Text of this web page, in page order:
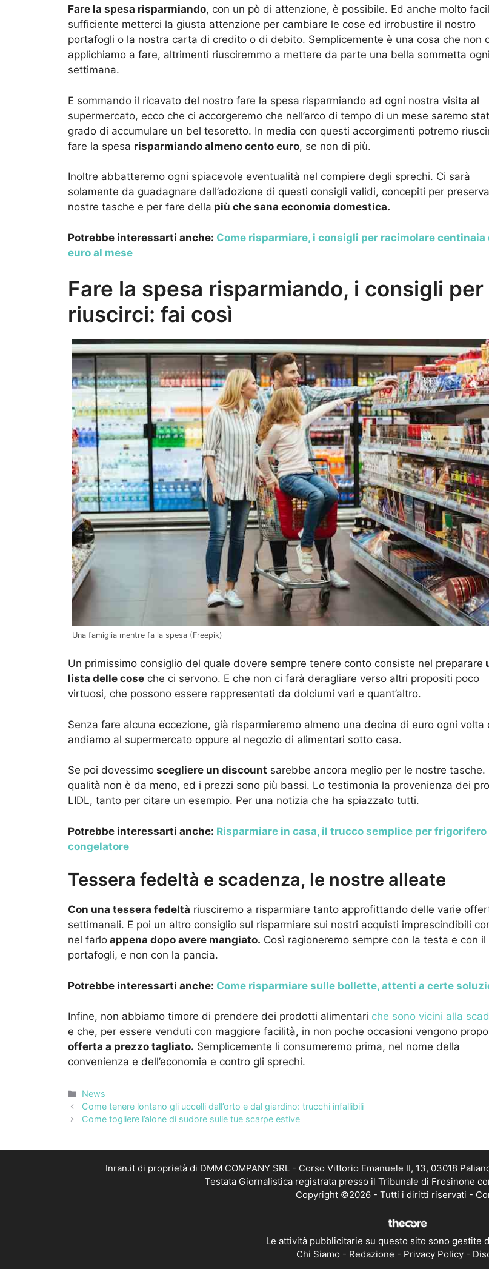
Fare la spesa risparmiando, con un pò di attenzione, è possibile. Ed anche molto
sufficiente metterci la giusta attenzione per cambiare le cose ed irrobustire il nostro
portafogli o la nostra carta di credito o di debito. Semplicemente è una cosa che non
applichiamo a fare, altrimenti riusciremmo a mettere da parte una bella sommetta ogni
settimana.
E sommando il ricavato del nostro fare la spesa risparmiando ad ogni nostra visita al
supermercato, ecco che ci accorgeremo che nell’arco di tempo di un mese saremo
grado di accumulare un bel tesoretto. In media con questi accorgimenti potremo
fare la spesa risparmiando almeno cento euro, se non di più.
Inoltre abbatteremo ogni spiacevole eventualità nel compiere degli sprechi. Ci sarà
solamente da guadagnare dall’adozione di questi consigli validi, concepiti per
nostre tasche e per fare della più che sana economia domestica.
Potrebbe interessarti anche: Come risparmiare, i consigli per racimolare centinaia
euro al mese
Fare la spesa risparmiando, i consigli per
riuscirci: fai così
Una famiglia mentre fa la spesa (Freepik)
Un primissimo consiglio del quale dovere sempre tenere conto consiste nel preparare
lista delle cose che ci servono. E che non ci farà deragliare verso altri propositi poco
virtuosi, che possono essere rappresentati da dolciumi vari e quant’altro.
Senza fare alcuna eccezione, già risparmieremo almeno una decina di euro ogni volta
andiamo al supermercato oppure al negozio di alimentari sotto casa.
Se poi dovessimo scegliere un discount sarebbe ancora meglio per le nostre tasche.
qualità non è da meno, ed i prezzi sono più bassi. Lo testimonia la provenienza dei
LIDL, tanto per citare un esempio. Per una notizia che ha spiazzato tutti.
Potrebbe interessarti anche: Risparmiare in casa, il trucco semplice per frigorifero
congelatore
Tessera fedeltà e scadenza, le nostre alleate
Con una tessera fedeltà riusciremo a risparmiare tanto approfittando delle varie
settimanali. E poi un altro consiglio sul risparmiare sui nostri acquisti imprescindibili
nel farlo appena dopo avere mangiato. Così ragioneremo sempre con la testa e con il
portafogli, e non con la pancia.
Potrebbe interessarti anche: Come risparmiare sulle bollette, attenti a certe
Infine, non abbiamo timore di prendere dei prodotti alimentari che sono vicini alla
e che, per essere venduti con maggiore facilità, in non poche occasioni vengono
offerta a prezzo tagliato. Semplicemente li consumeremo prima, nel nome della
convenienza e dell’economia e contro gli sprechi.
Categorie
News
Come tenere lontano gli uccelli dall’orto e dal giardino: trucchi infallibili
Come togliere l’alone di sudore sulle tue scarpe estive
Inran.it di proprietà di DMM COMPANY SRL - Corso Vittorio Emanuele II, 13, 03018
Testata Giornalistica registrata presso il Tribunale di Frosinone
Copyright ©2026 - Tutti i diritti riservati -
Le attività pubblicitarie su questo sito sono gestite
Chi Siamo - Redazione - Privacy Policy -